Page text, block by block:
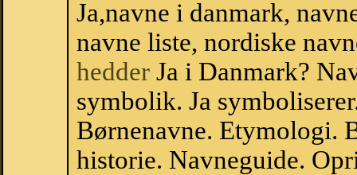
Ja,navne i danmark,
navne liste, nordiske
hedder Ja i Danmark?
symbolik. Ja
Børnenavne. Etymologi.
historie. Navneguide.